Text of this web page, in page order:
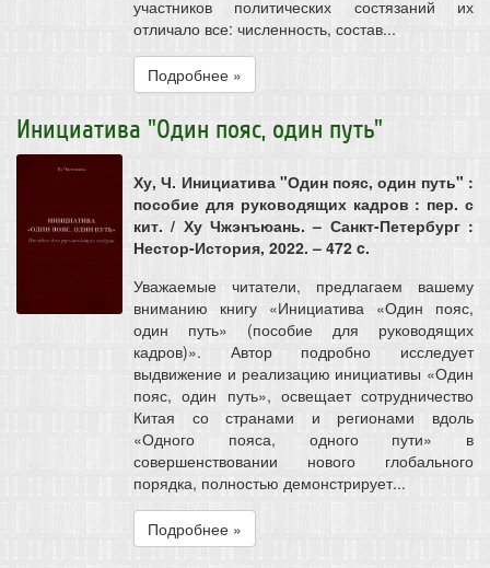
участников политических состязаний их
отличало все: численность, состав...
Подробнее »
Инициатива "Один пояс, один путь"
Ху, Ч. Инициатива "Один пояс, один путь" :
пособие для руководящих кадров : пер. с
кит. / Ху Чжэнъюань. – Санкт-Петербург :
Нестор-История, 2022. – 472 c.
Уважаемые читатели, предлагаем вашему
вниманию книгу «Инициатива «Один пояс,
один путь» (пособие для руководящих
кадров)». Автор подробно исследует
выдвижение и реализацию инициативы «Один
пояс, один путь», освещает сотрудничество
Китая со странами и регионами вдоль
«Одного пояса, одного пути» в
совершенствовании нового глобального
порядка, полностью демонстрирует...
Подробнее »